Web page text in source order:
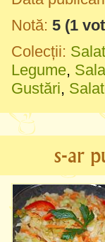
Notă: 5 (1
Colecții:
Legume,
Gustări,
s-ar